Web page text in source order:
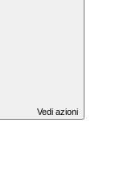
Vedi azioni